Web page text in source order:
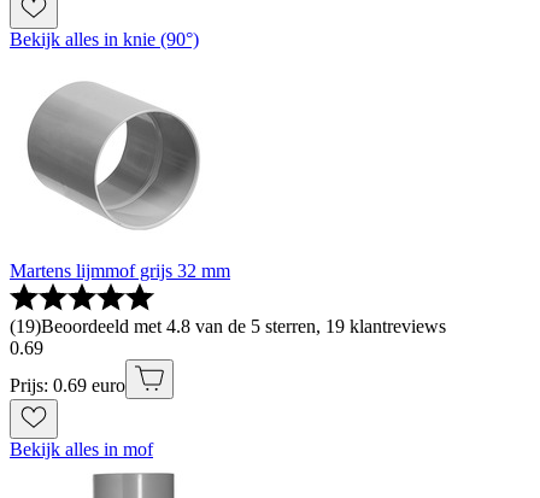
Bekijk alles in knie (90°)
Martens lijmmof grijs 32 mm
(19)Beoordeeld met 4.8 van de 5 sterren, 19 klantreviews
0.69
Prijs: 0.69 euro
Bekijk alles in mof